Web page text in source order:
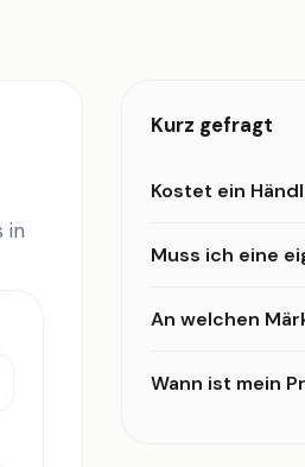
in
Kurz gefragt
Kostet ein
Muss ich eine
An welchen
Wann ist mein